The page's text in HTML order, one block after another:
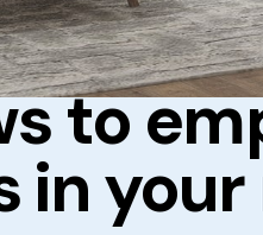
IDEAS
to
in